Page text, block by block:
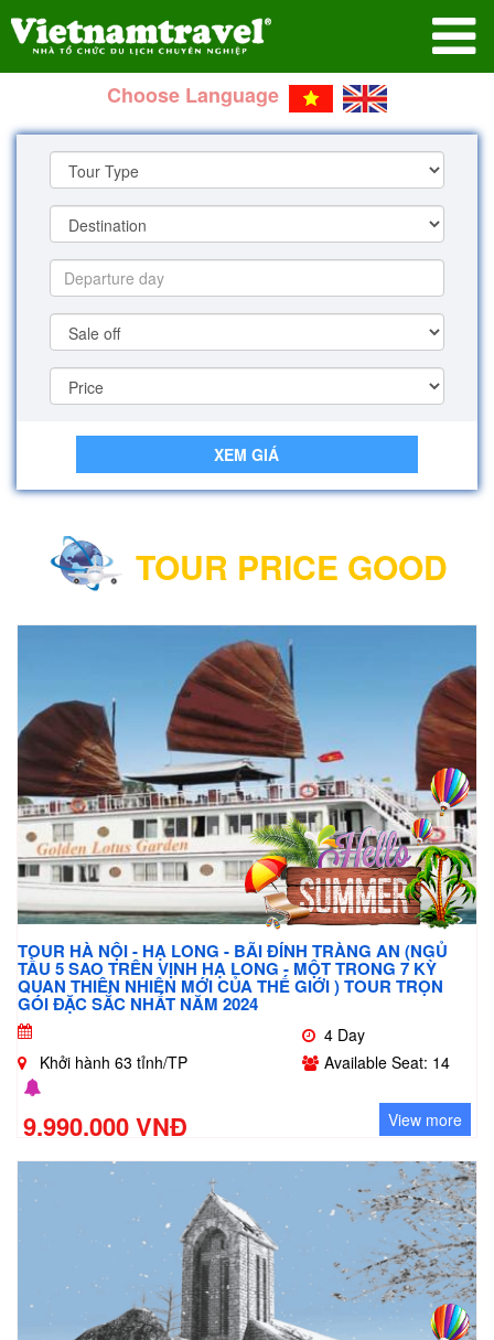
Choose Language
XEM GIÁ
TOUR PRICE GOOD
TOUR HÀ NỘI - HẠ LONG - BÃI ĐÍNH TRÀNG AN (NGỦ
TẦU 5 SAO TRÊN VỊNH HẠ LONG - MỘT TRONG 7 KỲ
QUAN THIÊN NHIÊN MỚI CỦA THẾ GIỚI ) TOUR TRỌN
GÓI ĐẶC SẮC NHẤT NĂM 2024
4 Day
Khởi hành 63 tỉnh/TP
Available Seat: 14
9.990.000 VNĐ View more